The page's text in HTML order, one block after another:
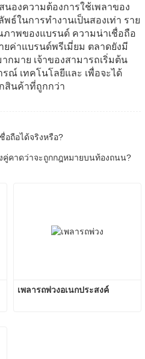
นองความต้องการใช้เพลาของ
พธ์ในการทำงานเป็นสองเท่า ราย
าพของแบรนด์ ความน่าเชื่อถือ
ค่าแบรนด์พรีเมี่ยม ตลาดยังมี
กมาย เจ้าของสามารถเริ่มต้น
ณ์ เทคโนโลยีและ เพื่อจะได้
สินค้าที่ถูกกว่า
อถือได้จริงหรือ?
คู่คาดว่าจะถูกกฎหมายบนท้องถนน?
เพลารถพ่วงอเนกประสงค์